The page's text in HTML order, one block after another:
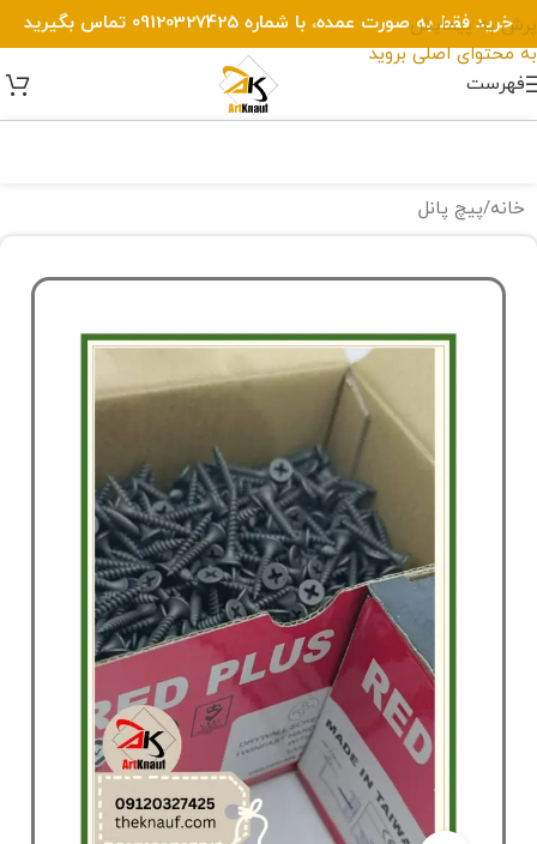
پرش به پیمایش
به محتوای اصلی بروید
خرید فقط به صورت عمده، با شماره 09120327425 تماس بگیرید
فهرست
خانه/پیچ پانل